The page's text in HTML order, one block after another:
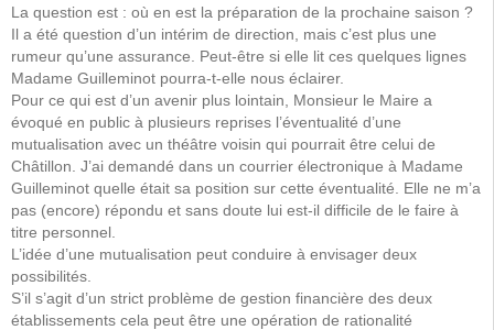
La question est : où en est la préparation de la prochaine saison ?
Il a été question d’un intérim de direction, mais c’est plus une
rumeur qu’une assurance. Peut-être si elle lit ces quelques lignes
Madame Guilleminot pourra-t-elle nous éclairer.
Pour ce qui est d’un avenir plus lointain, Monsieur le Maire a
évoqué en public à plusieurs reprises l’éventualité d’une
mutualisation avec un théâtre voisin qui pourrait être celui de
Châtillon. J’ai demandé dans un courrier électronique à Madame
Guilleminot quelle était sa position sur cette éventualité. Elle ne m’a
pas (encore) répondu et sans doute lui est-il difficile de le faire à
titre personnel.
L’idée d’une mutualisation peut conduire à envisager deux
possibilités.
S’il s’agit d’un strict problème de gestion financière des deux
établissements cela peut être une opération de rationalité